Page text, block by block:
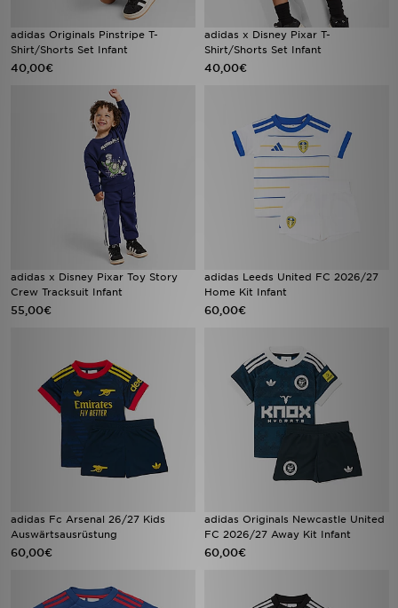
adidas Originals Pinstripe T-
Shirt/Shorts Set Infant
40,00€
adidas x Disney Pixar T-
Shirt/Shorts Set Infant
40,00€
adidas x Disney Pixar Toy Story
Crew Tracksuit Infant
55,00€
adidas Leeds United FC 2026/27
Home Kit Infant
60,00€
adidas Fc Arsenal 26/27 Kids
Auswärtsausrüstung
60,00€
adidas Originals Newcastle United
FC 2026/27 Away Kit Infant
60,00€